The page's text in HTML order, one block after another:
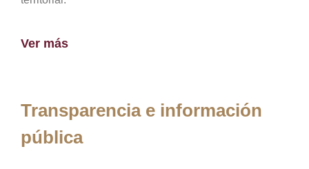
Ver más
Transparencia e información
pública